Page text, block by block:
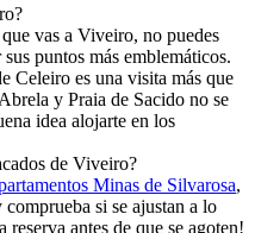
vas a Viveiro, no puedes
puntos más emblemáticos.
Celeiro es una visita más que
y Praia de Sacido no se
idea alojarte en los
de Viveiro?
Minas de Silvarosa,
si se ajustan a lo
reserva antes de que se agoten!